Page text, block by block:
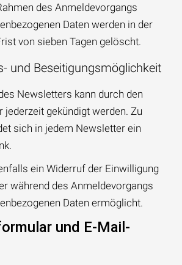
des Anmeldevorgangs
Daten werden in der
von sieben Tagen gelöscht.
und Beseitigungsmöglichkeit
Newsletters kann durch den
jederzeit gekündigt werden. Zu
sich in jedem Newsletter ein
ein Widerruf der Einwilligung
während des Anmeldevorgangs
Daten ermöglicht.
und E-Mail-